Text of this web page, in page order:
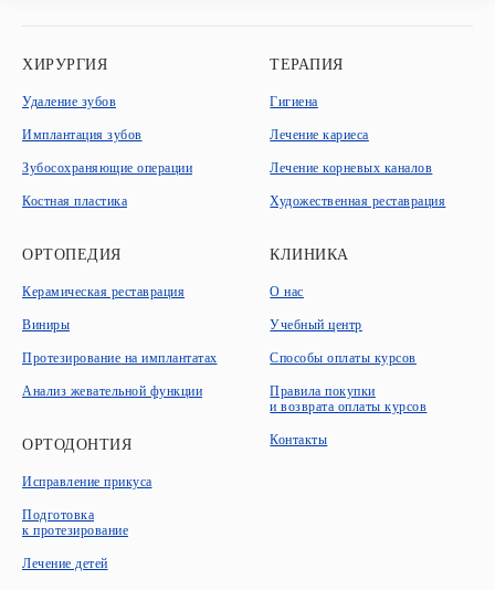
ХИРУРГИЯ
Удаление зубов
Имплантация зубов
Зубосохраняющие операции
Костная пластика
ОРТОПЕДИЯ
Керамическая реставрация
Виниры
Протезирование на имплантатах
Анализ жевательной функции
ТЕРАПИЯ
Гигиена
Лечение кариеса
Лечение корневых каналов
Художественная реставрация
ОРТОДОНТИЯ
Исправление прикуса
Подготовка
к протезирование
Лечение детей
КЛИНИКА
О нас
Учебный центр
Способы оплаты курсов
Правила покупки
и возврата оплаты курсов
Контакты